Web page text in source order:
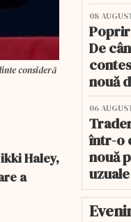
consideră
Haley,
a
08
De
nouă
06
într-o
nouă
uzuale